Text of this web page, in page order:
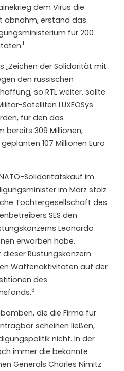
dem Virus die
abnahm, erstand das
für 200
1
„Zeichen der Solidarität mit
den russischen
so RTL weiter, sollte
Satelliten LUXEOSys
für den das
bereits 309 Millionen,
107 Millionen Euro
Solidaritätskauf im
im März stolz
Tochtergesellschaft des
SES den
Leonardo
erworben habe.
Rüstungskonzern
Waffenaktivitäten auf der
des
3
die die Firma für
scheinen ließen,
nicht. In der
immer die bekannte
Generals Charles Nimitz